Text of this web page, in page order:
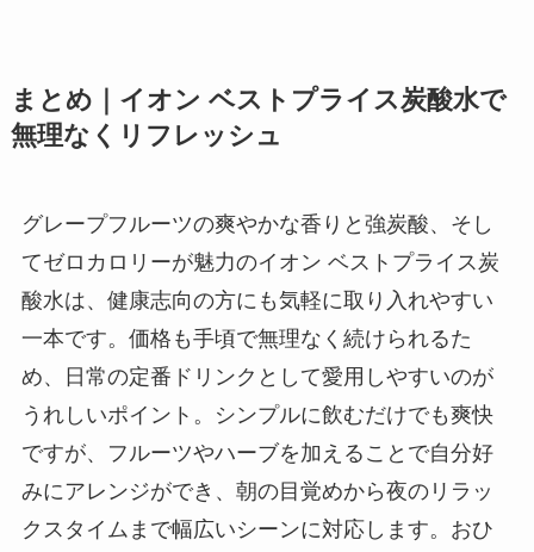
まとめ｜イオン ベストプライス炭酸水で
無理なくリフレッシュ
グレープフルーツの爽やかな香りと強炭酸、そし
てゼロカロリーが魅力のイオン ベストプライス炭
酸水は、健康志向の方にも気軽に取り入れやすい
一本です。価格も手頃で無理なく続けられるた
め、日常の定番ドリンクとして愛用しやすいのが
うれしいポイント。シンプルに飲むだけでも爽快
ですが、フルーツやハーブを加えることで自分好
みにアレンジができ、朝の目覚めから夜のリラッ
クスタイムまで幅広いシーンに対応します。おひ